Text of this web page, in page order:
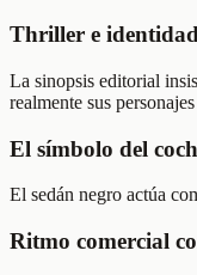
Thriller e identidad
La sinopsis editorial
realmente sus
El símbolo del
El sedán negro actúa
Ritmo comercial